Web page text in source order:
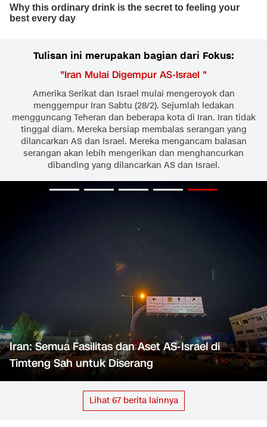
Tulisan ini merupakan bagian dari Fokus:
"Iran Mulai Digempur AS-Israel "
Amerika Serikat dan Israel mulai mengeroyok dan
menggempur Iran Sabtu (28/2). Sejumlah ledakan
mengguncang Teheran dan beberapa kota di Iran. Iran tidak
tinggal diam. Mereka bersiap membalas serangan yang
dilancarkan AS dan Israel. Mereka mengancam balasan
serangan akan lebih mengerikan dan menghancurkan
dibanding yang dilancarkan AS dan Israel.
Iran: Semua Fasilitas dan Aset AS-Israel di
Timteng Sah untuk Diserang
Lihat 67berita lainnya